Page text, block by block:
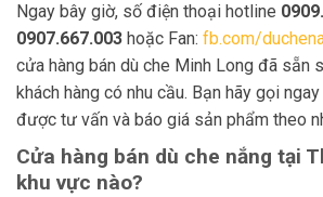
Ngay bây giờ, số điện thoại hotline
0907.667.003 hoặc Fan: fb.com/
cửa hàng bán dù che Minh Long đã sẵn
khách hàng có nhu cầu. Bạn hãy gọi
được tư vấn và báo giá sản phẩm theo
Cửa hàng bán dù che nắng tại
khu vực nào?